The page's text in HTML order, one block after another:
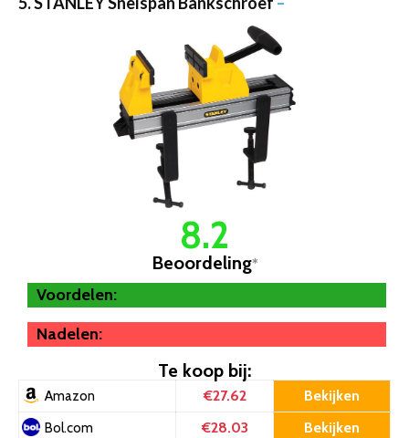
8.2
Beoordeling*
Voordelen:
Nadelen:
Te koop bij:
Amazon €27.62 Bekijken
Bol.com €28.03 Bekijken